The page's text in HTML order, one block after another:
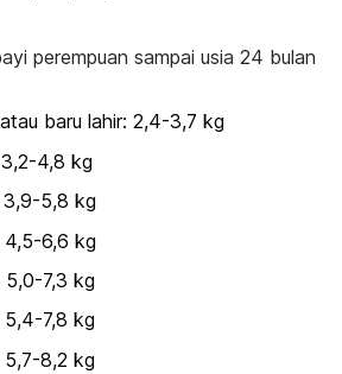
perempuan sampai usia 24 bulan
baru lahir: 2,4-3,7 kg
4,8 kg
3,9-5,8 kg
4,5-6,6 kg
5,0-7,3 kg
5,4-7,8 kg
5,7-8,2 kg